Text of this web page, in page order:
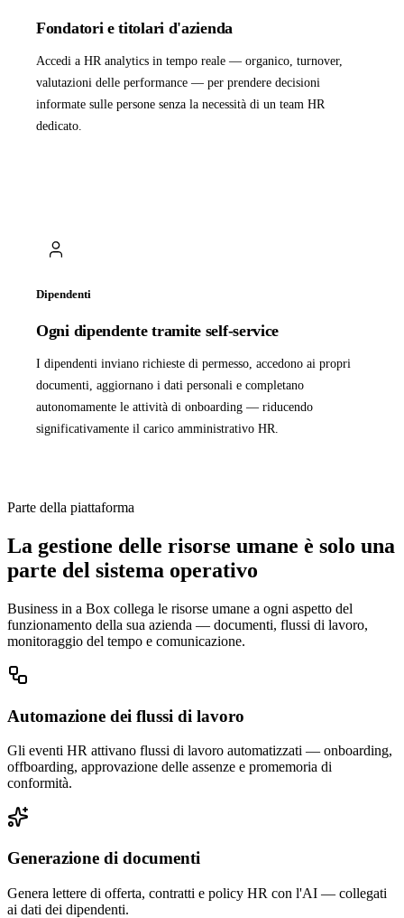
Fondatori e titolari d'azienda
Accedi a HR analytics in tempo reale — organico, turnover,
valutazioni delle performance — per prendere decisioni
informate sulle persone senza la necessità di un team HR
dedicato.
Dipendenti
Ogni dipendente tramite self-service
I dipendenti inviano richieste di permesso, accedono ai propri
documenti, aggiornano i dati personali e completano
autonomamente le attività di onboarding — riducendo
significativamente il carico amministrativo HR.
Parte della piattaforma
La gestione delle risorse umane è solo una
parte del sistema operativo
Business in a Box collega le risorse umane a ogni aspetto del
funzionamento della sua azienda — documenti, flussi di lavoro,
monitoraggio del tempo e comunicazione.
Automazione dei flussi di lavoro
Gli eventi HR attivano flussi di lavoro automatizzati — onboarding,
offboarding, approvazione delle assenze e promemoria di
conformità.
Generazione di documenti
Genera lettere di offerta, contratti e policy HR con l'AI — collegati
ai dati dei dipendenti.